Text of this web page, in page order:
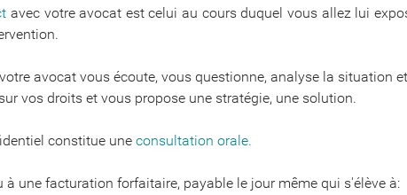
avec votre avocat est celui au cours duquel vous allez lui
avocat vous écoute, vous questionne, analyse la situation
vos droits et vous propose une stratégie, une solution.
constitue une consultation orale.
à une facturation forfaitaire, payable le jour même qui s'élève à: